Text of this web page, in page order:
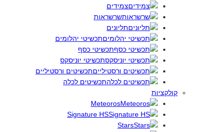
צמידים
שרשראות
תליונים
תכשיטי יהלומים
תכשיטי כסף
תכשיטי יוניסקס
תכשיטים ורסטיליים
תכשיטים לכלה
קולקציות
Meteoros
Signature HS
Stars